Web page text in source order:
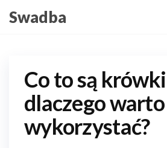
toSwadba
Co to są
dlaczego
wykorzystać?